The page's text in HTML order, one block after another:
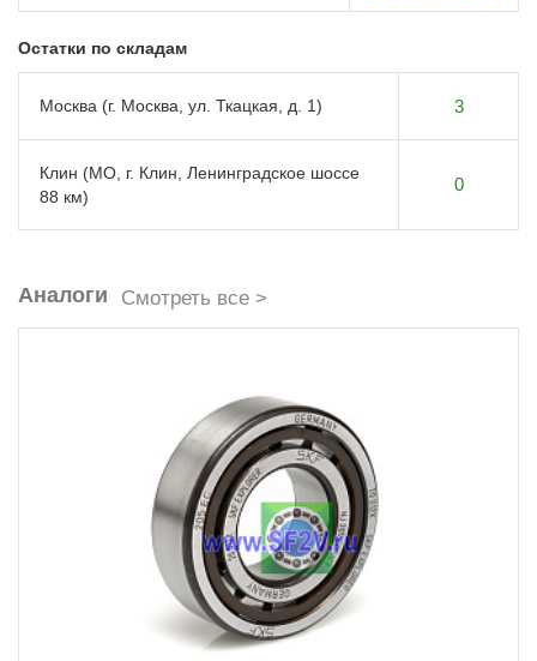
Остатки по складам
Москва (г. Москва, ул. Ткацкая, д. 1) 3
Клин (МО, г. Клин, Ленинградское шоссе
88 км)
0
Аналоги Смотреть все >